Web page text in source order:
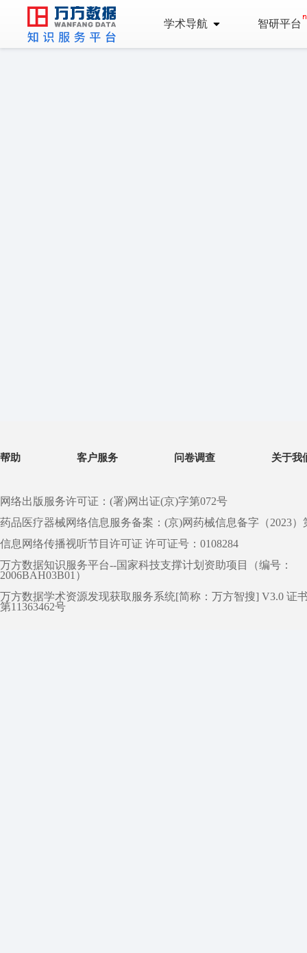
学术导航 智研平台
帮助 客户服务 问卷调查 关于我
网络出版服务许可证：(署)网出证(京)字第072号
药品医疗器械网络信息服务备案：(京)网药械信息备字（2023）
信息网络传播视听节目许可证 许可证号：0108284
万方数据知识服务平台--国家科技支撑计划资助项目（编号：
2006BAH03B01）
万方数据学术资源发现获取服务系统[简称：万方智搜] V3.0 证
第11363462号